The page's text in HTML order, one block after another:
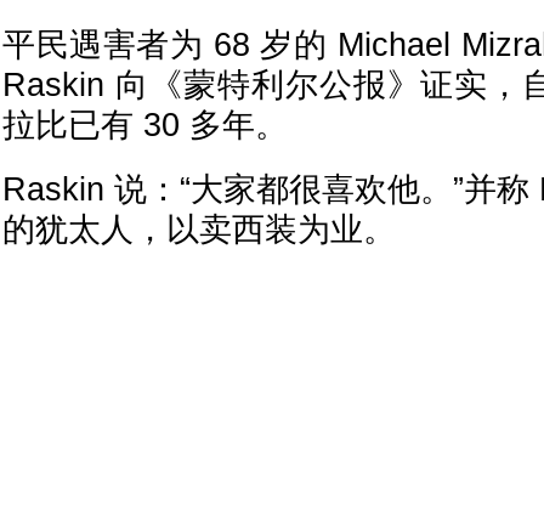
平民遇害者为 68 岁的 Michael
Raskin 向《蒙特利尔公报》证实，
拉比已有 30 多年。
Raskin 说：“大家都很喜欢他。”并
的犹太人，以卖西装为业。